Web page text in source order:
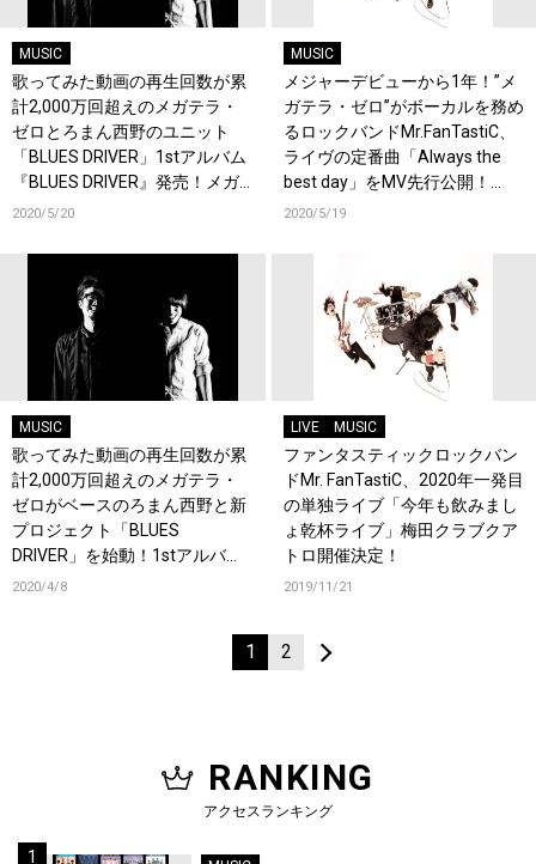
MUSIC
歌ってみた動画の再生回数が累
計2,000万回超えのメガテラ・
ゼロとろまん西野のユニット
「BLUES DRIVER」1stアルバム
『BLUES DRIVER』発売！メガ
テラ・ゼロ、ろまん西野のコメ
2020/5/20
MUSIC
メジャーデビューから1年！”メ
ガテラ・ゼロ”がボーカルを務め
るロックバンドMr.FanTastiC、
ライヴの定番曲「Always the
best day」をMV先行公開！
6/19～配信開始！1周年特別企
2020/5/19
MUSIC
歌ってみた動画の再生回数が累
計2,000万回超えのメガテラ・
ゼロがベースのろまん西野と新
プロジェクト「BLUES
DRIVER」を始動！1stアルバム
のリリースと6週連続MV公開と
2020/4/8
LIVE MUSIC
ファンタスティックロックバン
ドMr. FanTastiC、2020年一発目
の単独ライブ「今年も飲みまし
ょ乾杯ライブ」梅田クラブクア
トロ開催決定！
2019/11/21
1 2
RANKING
アクセスランキング